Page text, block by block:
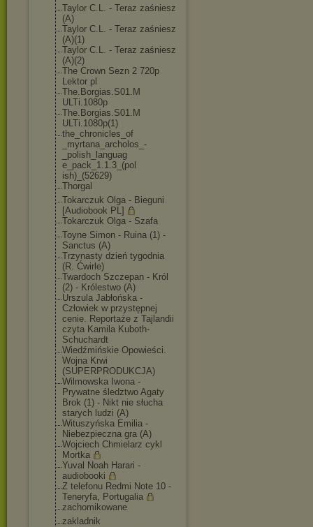
Taylor C.L. - Teraz zaśniesz
(A)
Taylor C.L. - Teraz zaśniesz
(A)(1)
Taylor C.L. - Teraz zaśniesz
(A)(2)
The Crown Sezn 2 720p
Lektor pl
The.Borgias.S01.M
ULTi.1080p
The.Borgias.S01.M
ULTi.1080p(1)
the_chronicles_of
_myrtana_archolos _-
_polish_languag
e_pack_1.1.3_(pol
ish)_(52629)
Thorgal
Tokarczuk Olga - Bieguni
[Audiobook PL]
Tokarczuk Olga - Szafa
Toyne Simon - Ruina (1) -
Sanctus (A)
Trzynasty dzień tygodnia
(R. Ćwirle)
Twardoch Szczepan - Król
(2) - Królestwo (A)
Urszula Jabłońska -
Człowiek w przystępnej
cenie. Reportaże z Tajlandii
czyta Kamila Kuboth-
Schuchardt
Wiedźmińskie Opowieści.
Wojna Krwi
(SUPERPRODUKCJA)
Wilmowska Iwona -
Prywatne śledztwo Agaty
Brok (1) - Nikt nie słucha
starych ludzi (A)
Wituszyńska Emilia -
Niebezpieczna gra (A)
Wojciech Chmielarz cykl
Mortka
Yuval Noah Harari -
audiobooki
Z telefonu Redmi Note 10 -
Teneryfa, Portugalia
zachomikowane
zakladnik